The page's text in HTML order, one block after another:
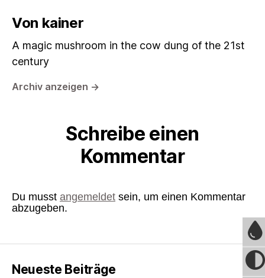
Von kainer
A magic mushroom in the cow dung of the 21st
century
Archiv anzeigen →
Schreibe einen
Kommentar
Du musst angemeldet sein, um einen Kommentar
abzugeben.
Neueste Beiträge